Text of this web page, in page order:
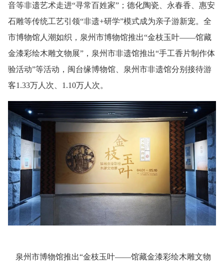
音等非遗艺术走进“寻常百姓家”；德化陶瓷、永春香、惠安
石雕等传统工艺引领“非遗+研学”模式成为亲子游新宠。全
市博物馆人潮如织，泉州市博物馆推出“金枝玉叶——馆藏
金漆彩绘木雕文物展”，泉州市非遗馆推出“手工香片制作体
验活动”等活动，闽台缘博物馆、泉州市非遗馆分别接待游
客1.33万人次、1.10万人次。
泉州市博物馆推出“金枝玉叶——馆藏金漆彩绘木雕文物